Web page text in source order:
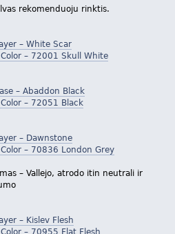
rekomenduoju rinktis.
– White Scar
Color – 72001 Skull White
– Abaddon Black
– 72051 Black
– Dawnstone
– 70836 London Grey
– Vallejo, atrodo itin neutrali ir
– Kislev Flesh
– 70955 Flat Flesh